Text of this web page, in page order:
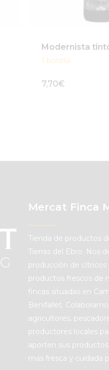
Modernista
1 botella
7,70€
Mercat Finca
Tienda de productos
Tierras del Ebro. Nos
producción de cítricos
productos frescos de
fincas situadas en
Benifallet.
agricultores,
productores locales
aporten sus
más fresca y cuidada